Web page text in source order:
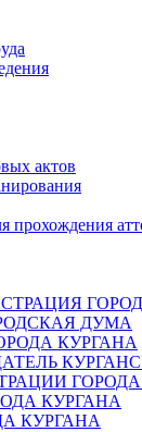
актов
прохождения
ДУМА
КУРГАНА
ГОРОДА
КУРГАНА
КУРГАНА